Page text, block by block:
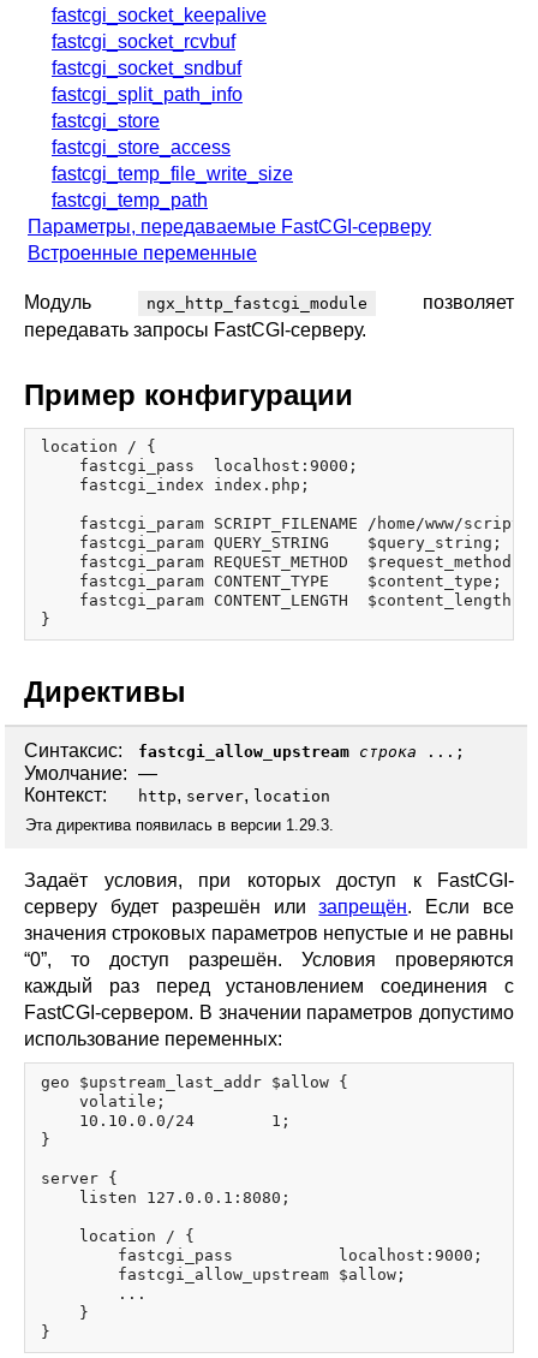
fastcgi_socket_keepalive
fastcgi_socket_rcvbuf
fastcgi_socket_sndbuf
fastcgi_split_path_info
fastcgi_store
fastcgi_store_access
fastcgi_temp_file_write_size
fastcgi_temp_path
Параметры, передаваемые FastCGI-серверу
Встроенные переменные
Модуль ngx_http_fastcgi_module
позволяет
передавать запросы FastCGI-серверу.
Пример конфигурации
location / {
    fastcgi_pass  localhost:9000;
    fastcgi_index index.php;
fastcgi_param SCRIPT_FILENAME /home/www/
    fastcgi_param QUERY_STRING    $query_string;
    fastcgi_param REQUEST_METHOD  $request_method;
    fastcgi_param CONTENT_TYPE    $content_type;
    fastcgi_param CONTENT_LENGTH  $content_length;
Директивы
Синтаксис: fastcgi_allow_upstream строка ...;
Умолчание: —
Контекст:
http, server, location
Эта директива появилась в версии 1.29.3.
Задаёт условия, при которых доступ к FastCGI-
серверу будет разрешён илизапрещён. Если все
значения строковых параметров непустые и не равны
“0”, то доступ разрешён. Условия проверяются
каждый раз перед установлением соединения с
FastCGI-сервером. В значении параметров допустимо
использование переменных:
geo $upstream_last_addr $allow {
    volatile;
    10.10.0.0/24        1;
}
server {
    listen 127.0.0.1:8080;
    location / {
        fastcgi_pass           localhost:9000;
        fastcgi_allow_upstream $allow;
        ...
    }